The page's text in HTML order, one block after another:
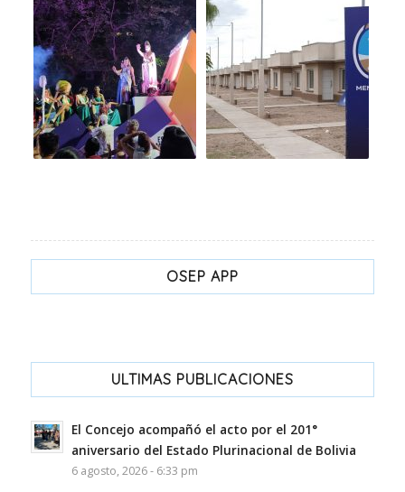
OSEP APP
ULTIMAS PUBLICACIONES
El Concejo acompañó el acto por el 201°
aniversario del Estado Plurinacional de Bolivia
6 agosto, 2026 - 6:33 pm